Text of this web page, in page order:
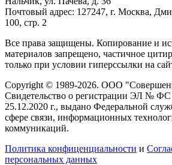
Почтовый адрес: 127247, г. Москва,
100, стр. 2
Все права защищены. Копирование и
материалов запрещено, частичное
только при условии гиперссылки на
Copyright © 1989-2026. ООО
Свидетельство о регистрации ЭЛ № ФС
25.12.2020 г., выдано Федеральной
сфере связи, информационных
коммуникаций.
Политика конфиценциальности и
персональных данных